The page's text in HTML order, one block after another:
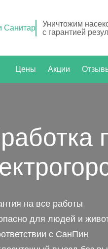
Уничтожим
с гарантией
Цены Акции
на все работы
для людей и
с СанПин